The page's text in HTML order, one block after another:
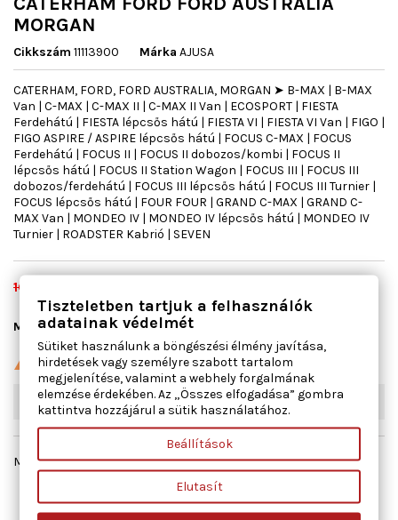
MORGAN
Cikkszám 11113900 Márka AJUSA
CATERHAM, FORD, FORD AUSTRALIA, MORGAN ➤ B-MAX | B-MAX
Van | C-MAX | C-MAX II | C-MAX II Van | ECOSPORT | FIESTA
Ferdehátú | FIESTA lépcsős hátú | FIESTA VI | FIESTA VI Van | FIGO |
FIGO ASPIRE / ASPIRE lépcsős hátú | FOCUS C-MAX | FOCUS
Ferdehátú | FOCUS II | FOCUS II dobozos/kombi | FOCUS II
lépcsős hátú | FOCUS II Station Wagon | FOCUS III | FOCUS III
dobozos/ferdehátú | FOCUS III lépcsős hátú | FOCUS III Turnier |
FOCUS lépcsős hátú | FOUR FOUR | GRAND C-MAX | GRAND C-
MAX Van | MONDEO IV | MONDEO IV lépcsős hátú | MONDEO IV
Turnier | ROADSTER Kabrió | SEVEN
16 500 Ft
Mennyiség 
 Utolsó tételek a raktáron
W03 4db
Megosztás
Tiszteletben tartjuk a felhasználók
adatainak védelmét
Sütiket használunk a böngészési élmény javítása,
hirdetések vagy személyre szabott tartalom
megjelenítése, valamint a webhely forgalmának
elemzése érdekében. Az „Összes elfogadása” gombra
kattintva hozzájárul a sütik használatához.
Beállítások
Elutasít